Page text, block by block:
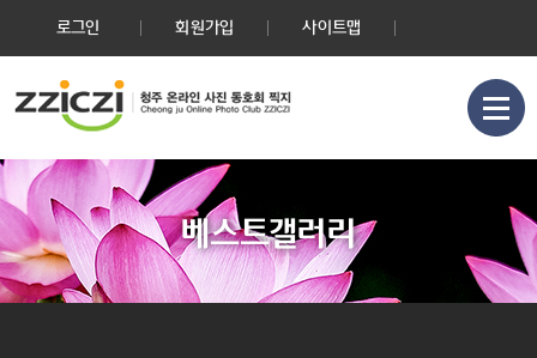
로그인 회원가입 사이트맵
베스트갤러리